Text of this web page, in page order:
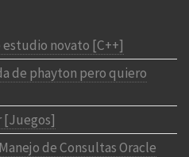
estudio novato [C++]
de phayton pero quiero
[Juegos]
de Consultas Oracle